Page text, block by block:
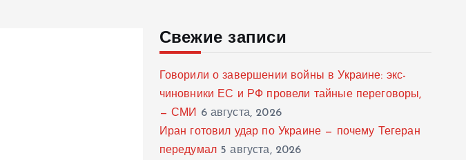
Свежие записи
Говорили о завершении войны в Украине: экс-
чиновники ЕС и РФ провели тайные переговоры,
— СМИ 6 августа, 2026
Иран готовил удар по Украине — почему Тегеран
передумал 5 августа, 2026